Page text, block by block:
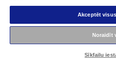
Akceptēt
Noraidīt
Sīkfailu